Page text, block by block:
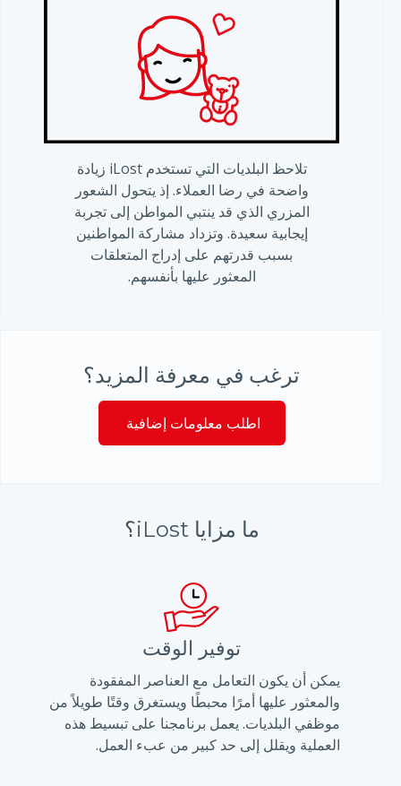
تلاحظ البلديات التي تستخدم iLost زيادة
واضحة في رضا العملاء. إذ يتحول الشعور
المزري الذي قد ينتبي المواطن إلى تجربة
إيجابية سعيدة. وتزداد مشاركة المواطنين
بسبب قدرتهم على إدراج المتعلقات
المعثور عليها بأنفسهم.
ترغب في معرفة المزيد؟
اطلب معلومات إضافية
ما مزايا iLost؟
توفير الوقت
يمكن أن يكون التعامل مع العناصر المفقودة
والمعثور عليها أمرًا محبطًا ويستغرق وقتًا طويلاً من
موظفي البلديات. يعمل برنامجنا على تبسيط هذه
العملية ويقلل إلى حد كبير من عبء العمل.